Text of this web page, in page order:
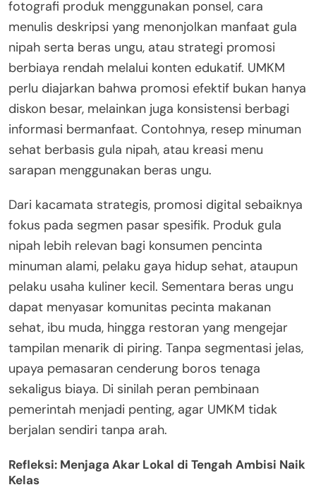
fotografi produk menggunakan ponsel, cara
menulis deskripsi yang menonjolkan manfaat gula
nipah serta beras ungu, atau strategi promosi
berbiaya rendah melalui konten edukatif. UMKM
perlu diajarkan bahwa promosi efektif bukan hanya
diskon besar, melainkan juga konsistensi berbagi
informasi bermanfaat. Contohnya, resep minuman
sehat berbasis gula nipah, atau kreasi menu
sarapan menggunakan beras ungu.
Dari kacamata strategis, promosi digital sebaiknya
fokus pada segmen pasar spesifik. Produk gula
nipah lebih relevan bagi konsumen pencinta
minuman alami, pelaku gaya hidup sehat, ataupun
pelaku usaha kuliner kecil. Sementara beras ungu
dapat menyasar komunitas pecinta makanan
sehat, ibu muda, hingga restoran yang mengejar
tampilan menarik di piring. Tanpa segmentasi jelas,
upaya pemasaran cenderung boros tenaga
sekaligus biaya. Di sinilah peran pembinaan
pemerintah menjadi penting, agar UMKM tidak
berjalan sendiri tanpa arah.
Refleksi: Menjaga Akar Lokal di Tengah Ambisi Naik
Kelas